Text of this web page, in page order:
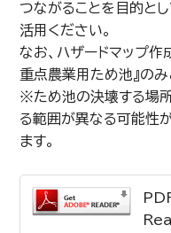
つながることを目的と
活用ください。
なお、ハザードマップ
重点農業用ため池』のみ
※ため池の決壊する場
る範囲が異なる可能性
ます。